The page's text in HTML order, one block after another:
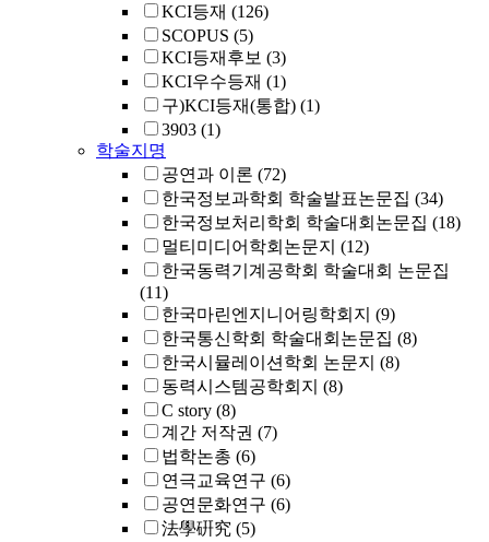
KCI등재 (126)
SCOPUS (5)
KCI등재후보 (3)
KCI우수등재 (1)
구)KCI등재(통합) (1)
3903 (1)
학술지명
공연과 이론 (72)
한국정보과학회 학술발표논문집 (34)
한국정보처리학회 학술대회논문집 (18)
멀티미디어학회논문지 (12)
한국동력기계공학회 학술대회 논문집
(11)
한국마린엔지니어링학회지 (9)
한국통신학회 학술대회논문집 (8)
한국시뮬레이션학회 논문지 (8)
동력시스템공학회지 (8)
C story (8)
계간 저작권 (7)
법학논총 (6)
연극교육연구 (6)
공연문화연구 (6)
法學硏究 (5)